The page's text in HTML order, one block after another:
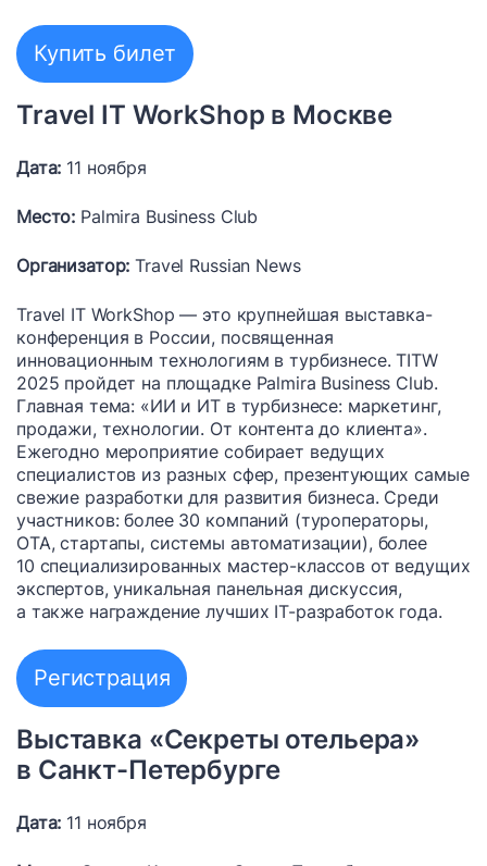
Купить билет
Travel IT WorkShop в Москве
Дата: 11 ноября
Место: Palmira Business Club
Организатор: Travel Russian News
Travel IT WorkShop — это крупнейшая выставка-
конференция в России, посвященная
инновационным технологиям в турбизнесе. TITW
2025 пройдет на площадке Palmira Business Club.
Главная тема: «ИИ и ИТ в турбизнесе: маркетинг,
продажи, технологии. От контента до клиента».
Ежегодно мероприятие собирает ведущих
специалистов из разных сфер, презентующих самые
свежие разработки для развития бизнеса. Среди
участников: более 30 компаний (туроператоры,
OTA, стартапы, системы автоматизации), более
10 специализированных мастер-классов от ведущих
экспертов, уникальная панельная дискуссия,
а также награждение лучших IT-разработок года.
Регистрация
Выставка «Секреты отельера»
в Санкт-Петербурге
Дата: 11 ноября